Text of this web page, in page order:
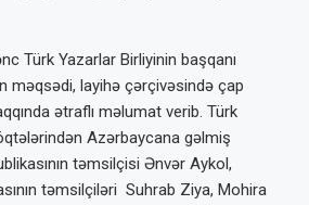
Türk Yazarlar Birliyinin başqanı
məqsədi, layihə çərçivəsində çap
ətraflı məlumat verib. Türk
Azərbaycana gəlmiş
təmsilçisi Ənvər Aykol,
təmsilçiləri Suhrab Ziya, Mohira